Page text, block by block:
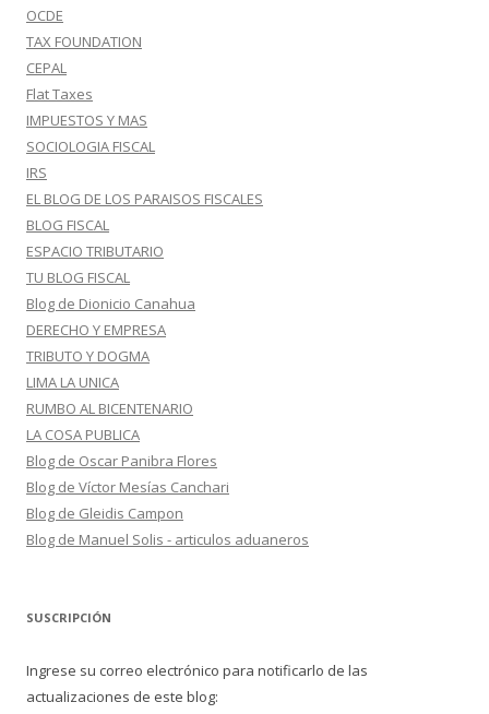
OCDE
TAX FOUNDATION
CEPAL
Flat Taxes
IMPUESTOS Y MAS
SOCIOLOGIA FISCAL
IRS
EL BLOG DE LOS PARAISOS FISCALES
BLOG FISCAL
ESPACIO TRIBUTARIO
TU BLOG FISCAL
Blog de Dionicio Canahua
DERECHO Y EMPRESA
TRIBUTO Y DOGMA
LIMA LA UNICA
RUMBO AL BICENTENARIO
LA COSA PUBLICA
Blog de Oscar Panibra Flores
Blog de Víctor Mesías Canchari
Blog de Gleidis Campon
Blog de Manuel Solis - articulos aduaneros
SUSCRIPCIÓN
Ingrese su correo electrónico para notificarlo de las
actualizaciones de este blog: